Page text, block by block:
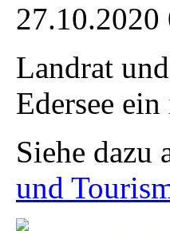
27.10.2020
Landrat
Edersee
Siehe dazu
und